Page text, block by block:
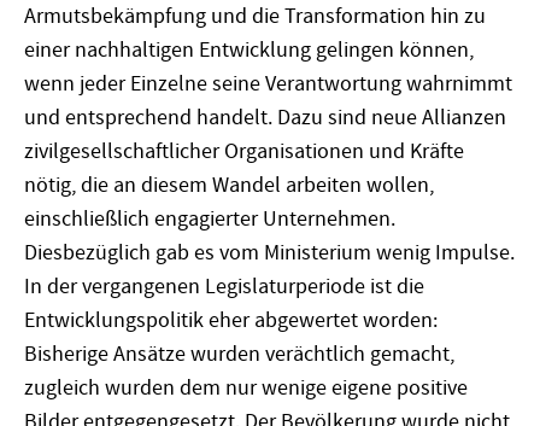
Armutsbekämpfung und die Transformation hin zu
einer nachhaltigen Entwicklung gelingen können,
wenn jeder Einzelne seine Verantwortung wahrnimmt
und entsprechend handelt. Dazu sind neue Allianzen
zivilgesellschaftlicher Organisationen und Kräfte
nötig, die an diesem Wandel arbeiten wollen,
einschließlich engagierter Unternehmen.
Diesbezüglich gab es vom Ministerium wenig Impulse.
In der vergangenen Legislaturperiode ist die
Entwicklungspolitik eher abgewertet worden:
Bisherige Ansätze wurden verächtlich gemacht,
zugleich wurden dem nur wenige eigene positive